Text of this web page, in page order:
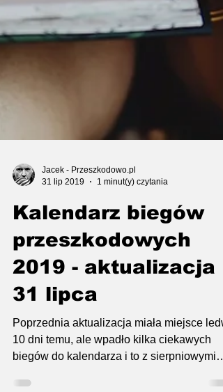
31 lip 2019
1 minut(y) czytania
Kalendarz biegów
przeszkodowych
2019 - aktualizacja
31 lipca
Poprzednia aktualizacja miała miejsce
10 dni temu, ale wpadło kilka ciekawych
biegów do kalendarza i to z sierpniowymi